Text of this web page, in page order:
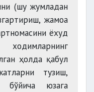
(шу жумладан
жамоа
ёхуд
ходимларнинг
ҳолда қабул
тузиш,
бўйича юзага